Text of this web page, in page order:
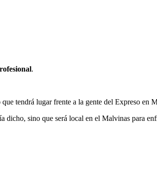
.
tendrá lugar frente a la gente del Expreso en
sino que será local en el Malvinas para